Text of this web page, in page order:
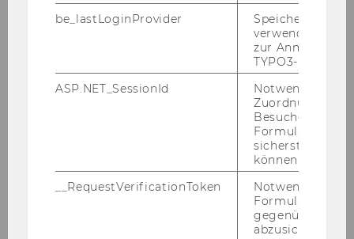
be_lastLoginProvider
Speichert die
verwendete
zur Anmeldung
TYPO3-Backend.
ASP.NET_SessionId
Notwendig, um
Zuordnung von
Besucher zu
sicherstellen zu
können.
__RequestVerificationToken
Notwendig, um
gegenüber
abzusichern.